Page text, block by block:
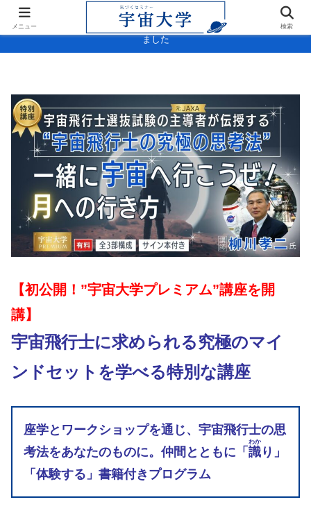
＞＞内閣府「宇宙スキル標準(決定版)」に宇宙大学・宇宙検定が掲載され
ました
【初公開！”宇宙大学プレミアム”講座を開
講】
宇宙飛行士に求められる究極のマイ
ンドセットを学べる特別な講座
座学とワークショップを通じ、宇宙飛行士の思
考法をあなたのものに。仲間とともに「 識
わか
り 」
「体験する」書籍付きプログラム
メニュー 検索